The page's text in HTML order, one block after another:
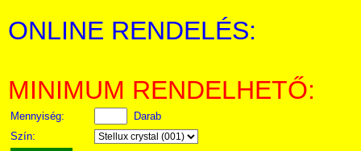
ONLINE RENDELÉS:
MINIMUM RENDELHETŐ:
Mennyiség:
Darab
Szín: